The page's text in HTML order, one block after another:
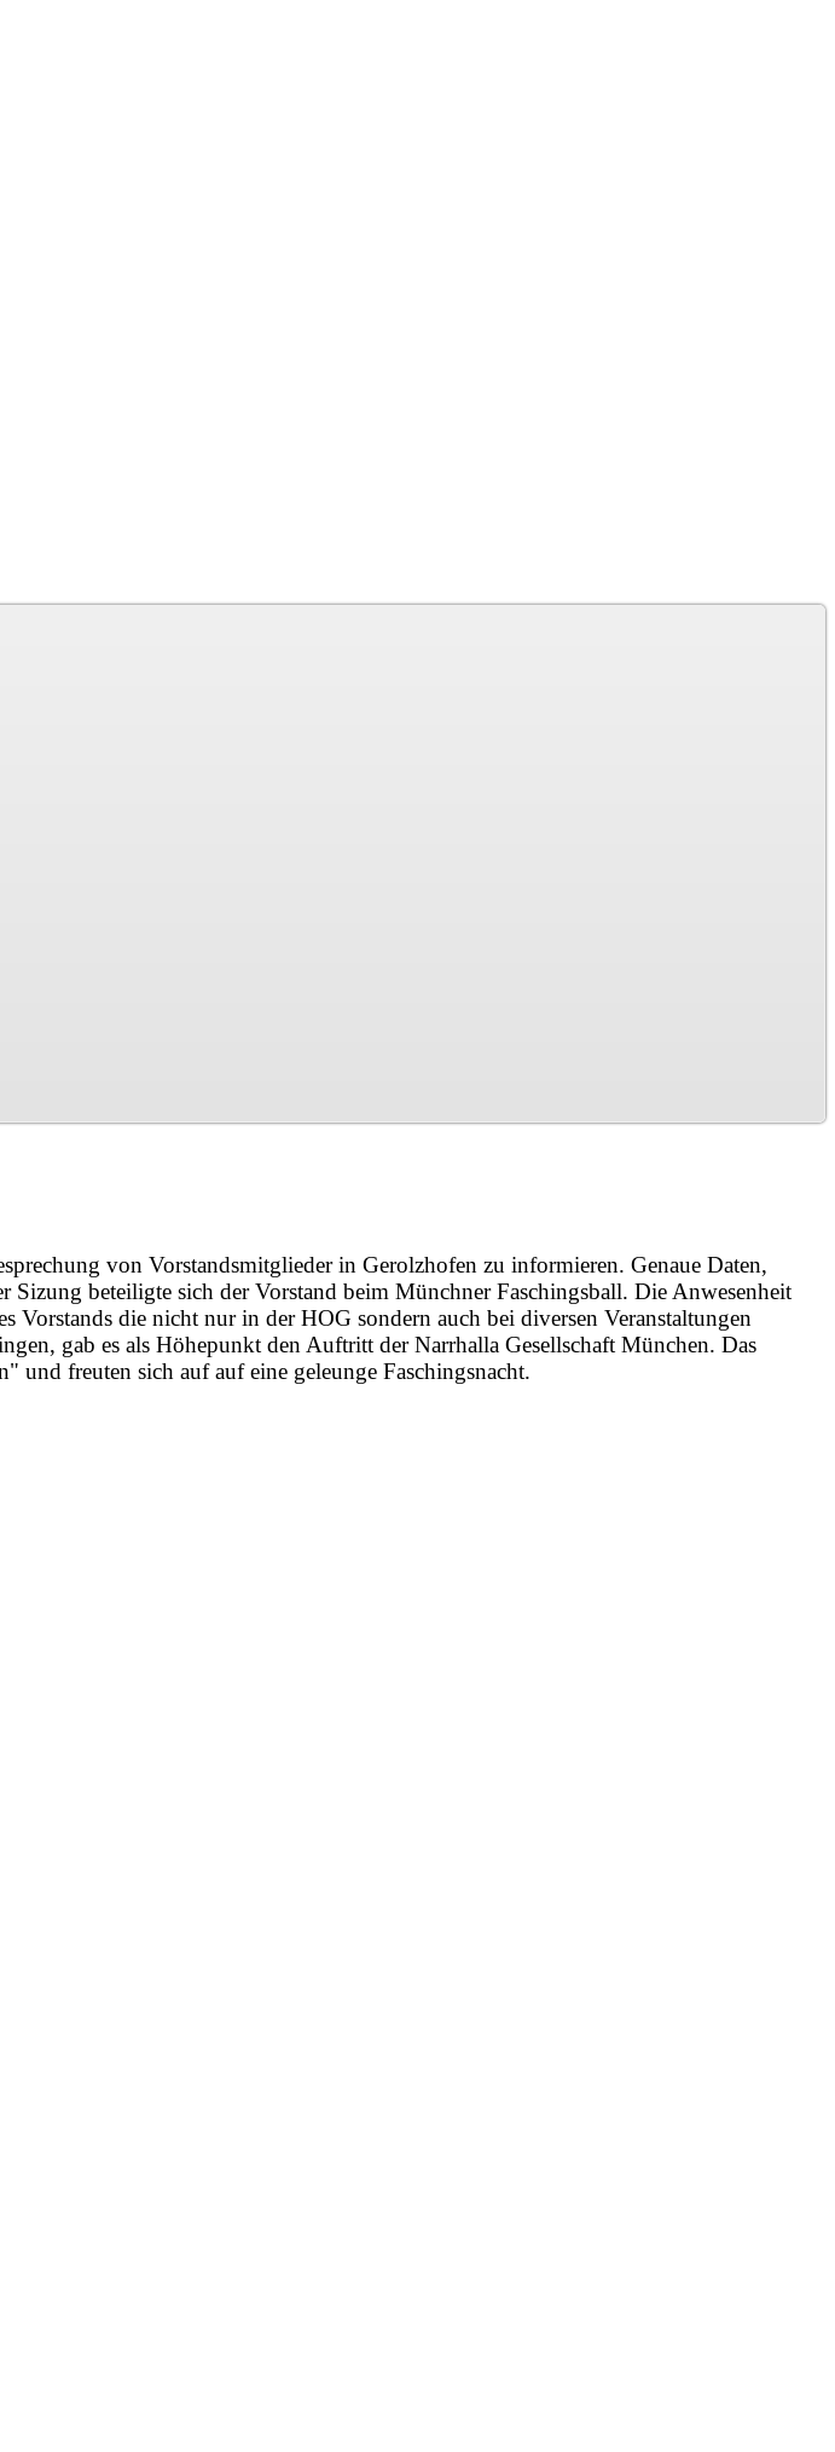
von Vorstandsmitglieder in Gerolzhofen zu informieren. Genaue Daten,
beteiligte sich der Vorstand beim Münchner Faschingsball. Die Anwesenheit
Vorstands die nicht nur in der HOG sondern auch bei diversen Veranstaltungen
gab es als Höhepunkt den Auftritt der Narrhalla Gesellschaft München. Das
und freuten sich auf auf eine geleunge Faschingsnacht.